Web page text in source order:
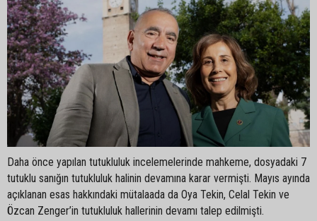
Daha önce yapılan tutukluluk incelemelerinde mahkeme, dosyadaki 7
tutuklu sanığın tutukluluk halinin devamına karar vermişti. Mayıs ayında
açıklanan esas hakkındaki mütalaada da Oya Tekin, Celal Tekin ve
Özcan Zenger’in tutukluluk hallerinin devamı talep edilmişti.